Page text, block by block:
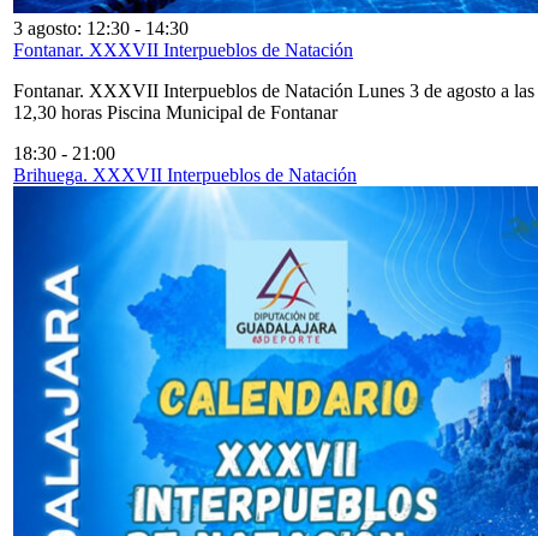
3 agosto: 12:30 - 14:30
Fontanar. XXXVII Interpueblos de Natación
Fontanar. XXXVII Interpueblos de Natación Lunes 3 de agosto a las
12,30 horas Piscina Municipal de Fontanar
18:30 - 21:00
Brihuega. XXXVII Interpueblos de Natación